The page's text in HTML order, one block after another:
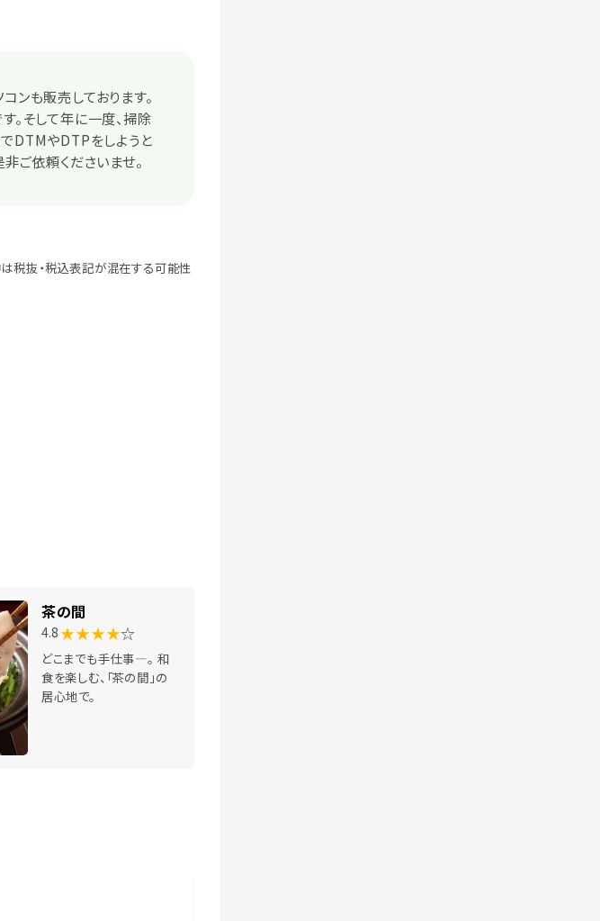
ンも販売しております。
。そして年に一度、掃除
でDTMやDTPをしようと
ご依頼くださいませ。
税抜・税込表記が混在する可能性
茶の間
4.8 ★★★★☆
どこまでも手仕事―。 和
食を楽しむ、「茶の間」の
居心地で。